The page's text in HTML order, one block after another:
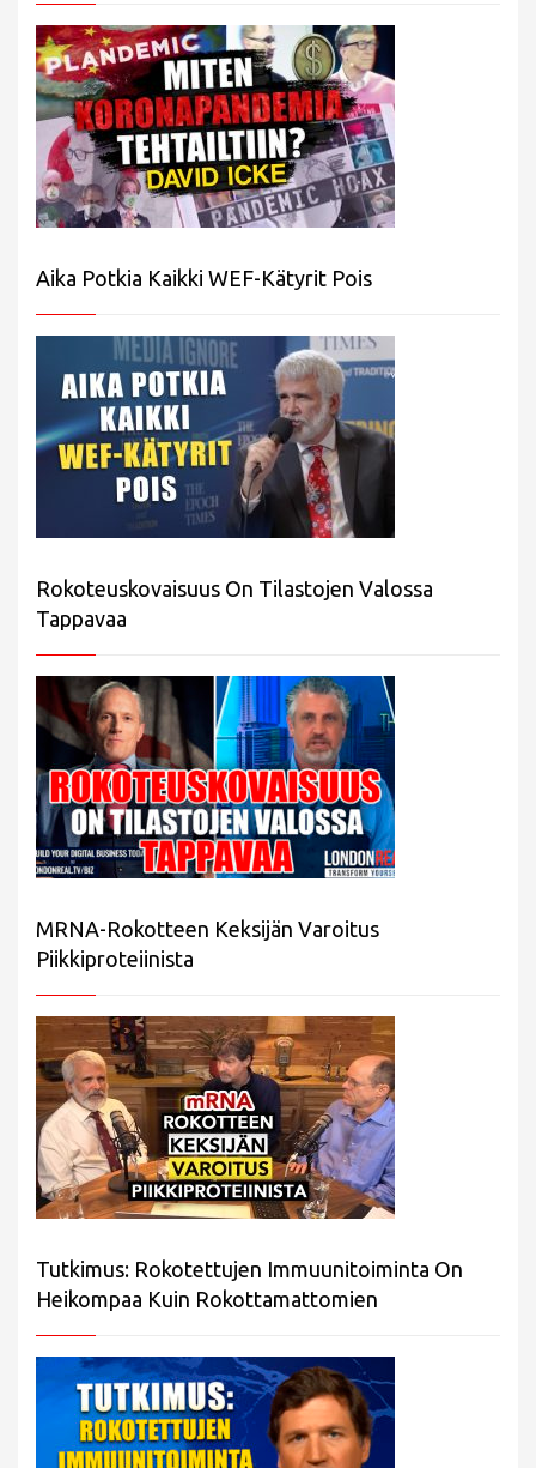
Aika Potkia Kaikki WEF-Kätyrit Pois
Rokoteuskovaisuus On Tilastojen Valossa
Tappavaa
MRNA-Rokotteen Keksijän Varoitus
Piikkiproteiinista
Tutkimus: Rokotettujen Immuunitoiminta On
Heikompaa Kuin Rokottamattomien